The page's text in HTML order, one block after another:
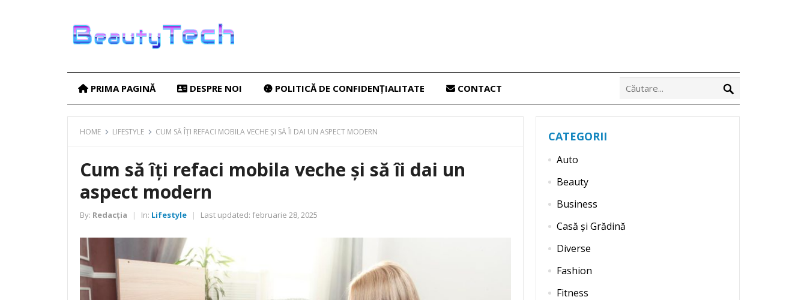
PRIMA PAGINĂ DESPRE NOI POLITICĂ DE CONFIDENȚIALITATE CONTACT
HOME LIFESTYLE CUM SĂ ÎȚI REFACI MOBILA VECHE ȘI SĂ ÎI DAI UN ASPECT MODERN
Cum să îți refaci mobila veche și să îi dai un
aspect modern
By: Redacția | In: Lifestyle | Last updated: februarie 28, 2025
CATEGORII
Auto
Beauty
Business
Casă și Grădină
Diverse
Fashion
Fitness